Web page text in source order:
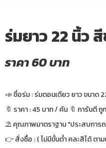
ร่มยาว 22 นิ้ว
ราคา 60 บาท
📣 ชื่อร่ม : ร่มตอนเดียว ยาว ขนาด
🔖 ราคา : 45 บาท / คัน 🔖 การันตี
⛱ คุณภาพมาตราฐาน "ประสบการ
👉 สั่งซื้อ : ( ไม่มีขั้นต่ำ คละสีได้ ตา